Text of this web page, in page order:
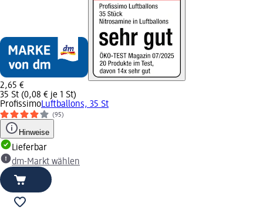
2,65 €
35 St (0,08 € je 1 St)
ProfissimoLuftballons, 35 St
(95)
Hinweise
Lieferbar
dm-Markt wählen